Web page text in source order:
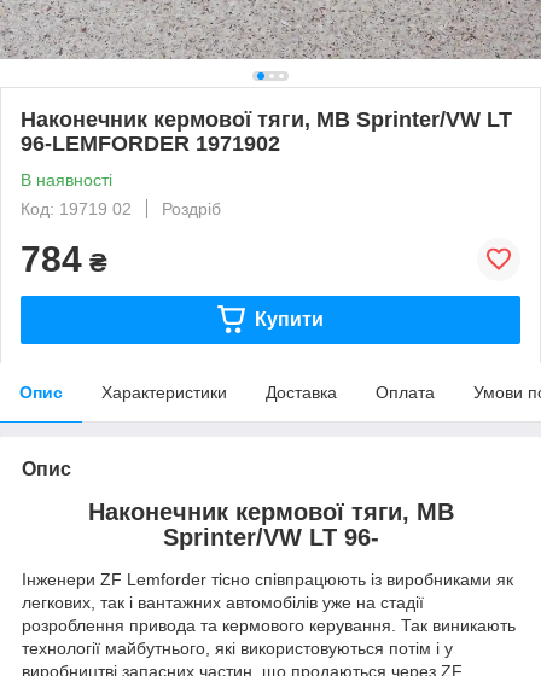
Наконечник кермової тяги, MB Sprinter/VW LT
96-LEMFORDER 1971902
В наявності
Код: 19719 02
Роздріб
784 ₴
Купити
Опис Характеристики Доставка Оплата Умови
Опис
Наконечник кермової тяги, MB
Sprinter/VW LT 96-
Інженери ZF Lemforder тісно співпрацюють із виробниками як
легкових, так і вантажних автомобілів уже на стадії
розроблення привода та кермового керування. Так виникають
технології майбутнього, які використовуються потім і у
виробництві запасних частин, що продаються через ZF